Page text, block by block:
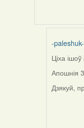
-paleshuk-
In
reply
by
Ціха
Апошнія
Дзякуй,